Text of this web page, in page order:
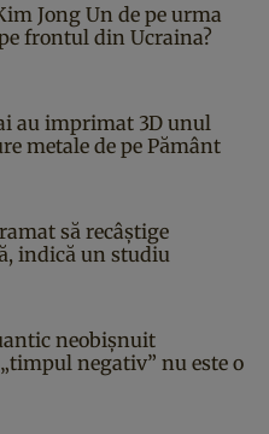
Jong Un de pe urma
frontul din Ucraina?
au imprimat 3D unul
metale de pe Pământ
să recâștige
indică un studiu
neobișnuit
negativ” nu este o